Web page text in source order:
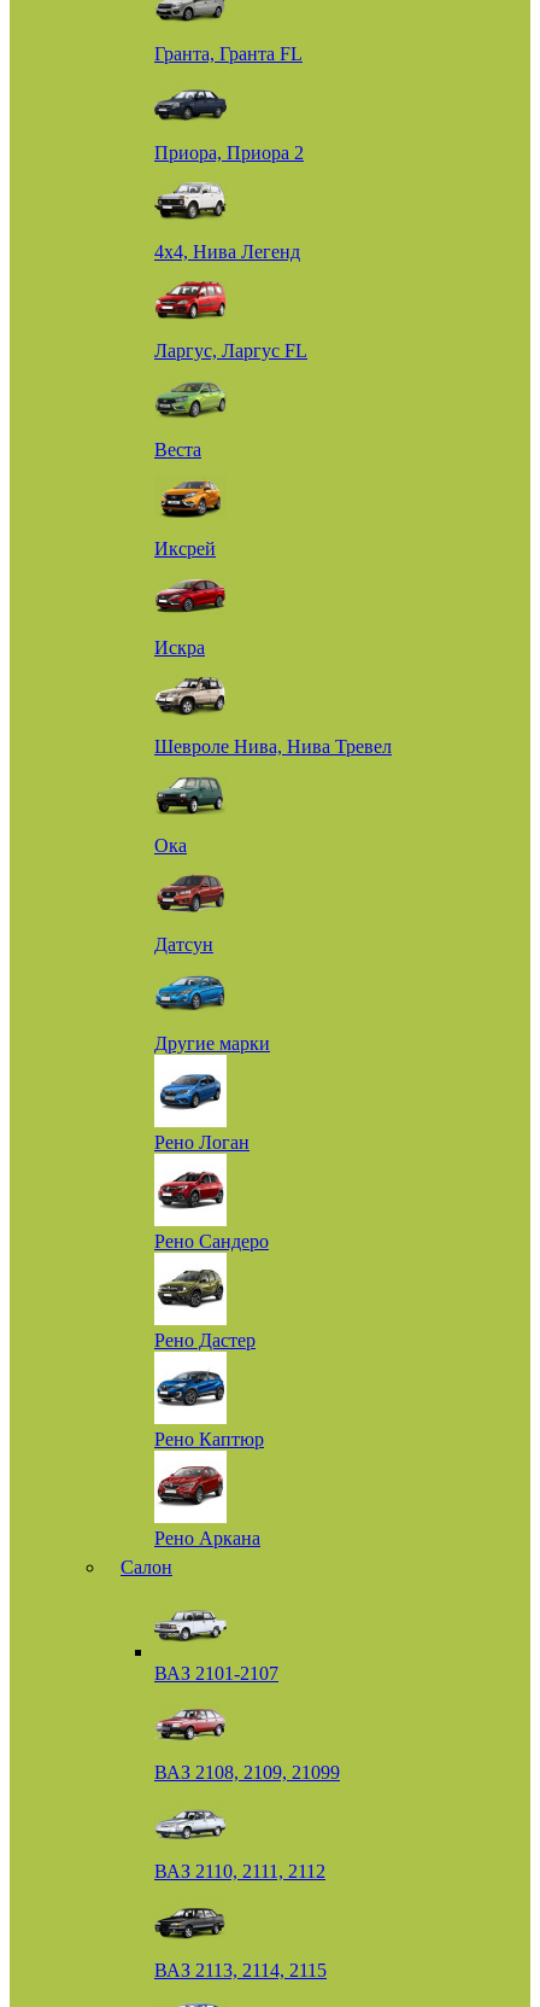
Гранта, Гранта FL
Приора, Приора 2
4х4, Нива Легенд
Ларгус, Ларгус FL
Веста
Иксрей
Искра
Шевроле Нива, Нива Тревел
Ока
Датсун
Другие марки
Рено Логан
Рено Сандеро
Рено Дастер
Рено Каптюр
Рено Аркана
Салон
ВАЗ 2101-2107
ВАЗ 2108, 2109, 21099
ВАЗ 2110, 2111, 2112
ВАЗ 2113, 2114, 2115